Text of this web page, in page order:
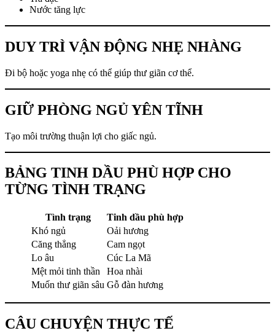
Nước tăng lực
DUY TRÌ VẬN ĐỘNG NHẸ NHÀNG
Đi bộ hoặc yoga nhẹ có thể giúp thư giãn cơ thể.
GIỮ PHÒNG NGỦ YÊN TĨNH
Tạo môi trường thuận lợi cho giấc ngủ.
BẢNG TINH DẦU PHÙ HỢP CHO
TỪNG TÌNH TRẠNG
Tình trạng
Tinh dầu phù hợp
Khó ngủ
Oải hương
Căng thẳng
Cam ngọt
Lo âu
Cúc La Mã
Mệt mỏi tinh thần
Hoa nhài
Muốn thư giãn sâu Gỗ đàn hương
CÂU CHUYỆN THỰC TẾ